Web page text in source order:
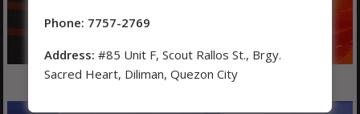
Phone: 7757-2769
Address: #85 Unit F, Scout Rallos St., Brgy.
Sacred Heart, Diliman, Quezon City